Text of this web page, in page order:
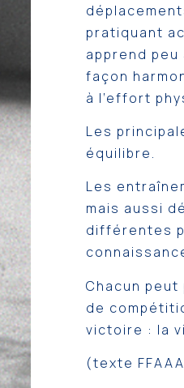
pratiquant
apprend
façon
à l’effort
Les
équilibre.
Les
mais aussi
différentes
Chacun
de
victoire : la
(texte